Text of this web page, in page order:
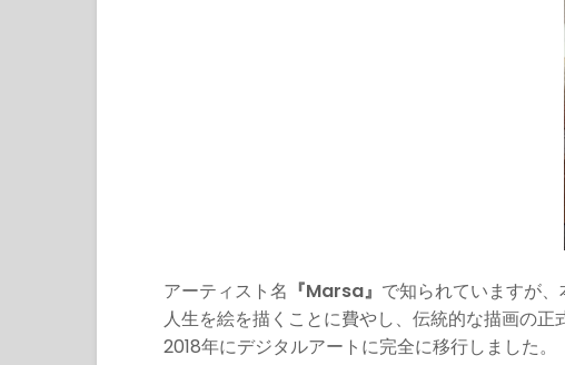
アーティスト名 『Marsa』 で知られていますが
人生を絵を描くことに費やし、伝統的な描画の正
2018年にデジタルアートに完全に移行しました。